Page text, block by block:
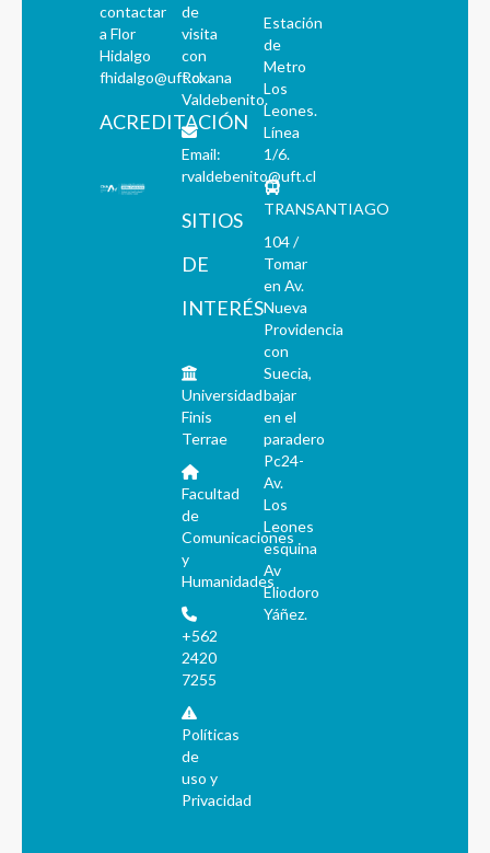
contactar
a Flor
Hidalgo
fhidalgo@uft.cl
ACREDITACIÓN
de
visita
con
Roxana
Valdebenito.
Email:
rvaldebenito@uft.cl
SITIOS
DE
INTERÉS
Universidad
Finis
Terrae
Facultad
de
Comunicaciones
y
Humanidades
+562
2420
7255
Políticas
de
uso y
Privacidad
Estación
de
Metro
Los
Leones.
Línea
1/6.
TRANSANTIAGO
104 /
Tomar
en Av.
Nueva
Providencia
con
Suecia,
bajar
en el
paradero
Pc24-
Av.
Los
Leones
esquina
Av
Eliodoro
Yáñez.